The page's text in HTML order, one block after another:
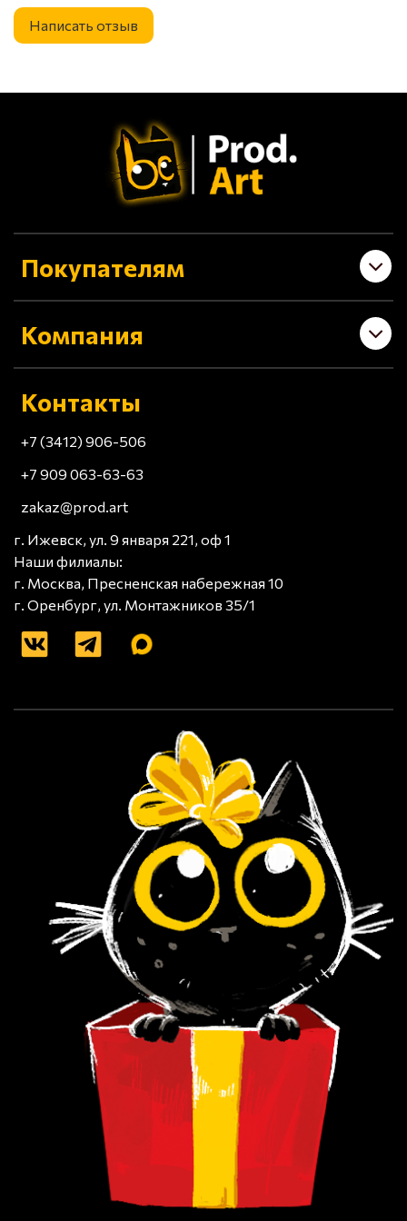
Написать отзыв
Покупателям
Компания
Контакты
+7 (3412) 906-506
+7 909 063-63-63
zakaz@prod.art
г. Ижевск, ул. 9 января 221, оф 1
Наши филиалы:
г. Москва, Пресненская набережная 10
г. Оренбург, ул. Монтажников 35/1